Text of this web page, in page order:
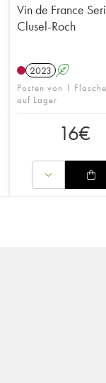
Vin de France
Clusel-Roch
2023 A
Posten von 1
auf Lager
16€